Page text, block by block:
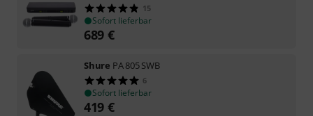
15
Sofort lieferbar
689 €
Shure PA 805 SWB
6
Sofort lieferbar
419 €